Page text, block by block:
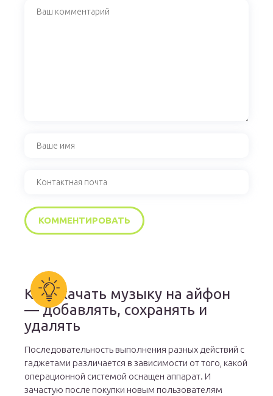
Как скачать музыку на айфон
— добавлять, сохранять и
удалять
Последовательность выполнения разных действий с
гаджетами различается в зависимости от того, какой
операционной системой оснащен аппарат. И
зачастую после покупки новым пользователям